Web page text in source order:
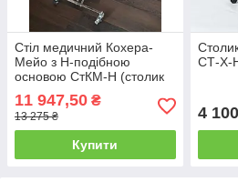
Стіл медичний Кохера-
Мейо з H-подібною
основою СтКМ-Н (столик
маніпуляційний
пересувний)
11 947,50 ₴
13 275 ₴
Купити
СТ-Х-
4 100